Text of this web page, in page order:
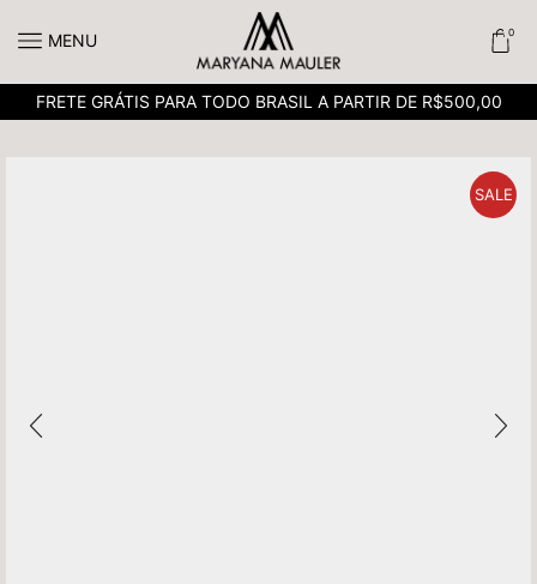
MENU 0
FRETE GRÁTIS PARA TODO BRASIL A PARTIR DE R$500,00
SALE